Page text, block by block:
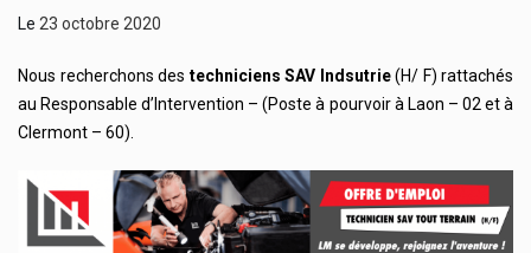
Le 23 octobre 2020
Nous recherchons des techniciens SAV Indsutrie(H/ F) rattachés
au Responsable d’lntervention – (Poste à pourvoir à Laon – 02 et à
Clermont – 60).